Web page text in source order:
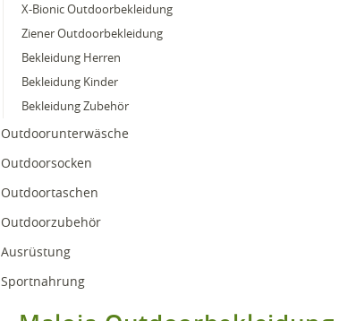
X-Bionic Outdoorbekleidung
Ziener Outdoorbekleidung
Bekleidung Herren
Bekleidung Kinder
Bekleidung Zubehör
Outdoorunterwäsche
Outdoorsocken
Outdoortaschen
Outdoorzubehör
Ausrüstung
Sportnahrung